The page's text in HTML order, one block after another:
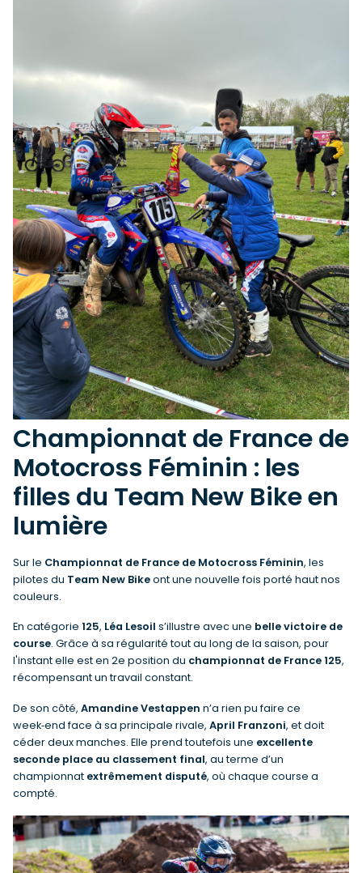
Championnat de France de
Motocross Féminin : les
filles du Team New Bike en
lumière
Sur le Championnat de France de Motocross Féminin, les
pilotes du Team New Bikeont une nouvelle fois porté haut nos
couleurs.
En catégorie 125, Léa Lesoil s’illustre avec une belle victoire de
course. Grâce à sa régularité tout au long de la saison, pour
l'instant elle est en 2e position du championnat de France 125,
récompensant un travail constant.
De son côté, Amandine Vestappen n’a rien pu faire ce
week‑end face à sa principale rivale, April Franzoni, et doit
céder deux manches. Elle prend toutefois une excellente
seconde place au classement final, au terme d’un
championnat extrêmement disputé, où chaque course a
compté.